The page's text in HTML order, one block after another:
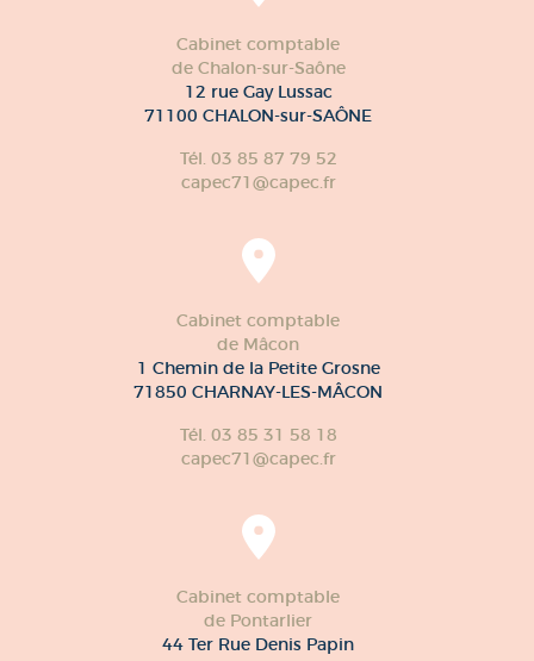
Cabinet comptable
de Chalon-sur-Saône
12 rue Gay Lussac
71100 CHALON-sur-SAÔNE
Tél. 03 85 87 79 52
capec71@capec.fr
Cabinet comptable
de Mâcon
1 Chemin de la Petite Grosne
71850 CHARNAY-LES-MÂCON
Tél. 03 85 31 58 18
capec71@capec.fr
Cabinet comptable
de Pontarlier
44 Ter Rue Denis Papin